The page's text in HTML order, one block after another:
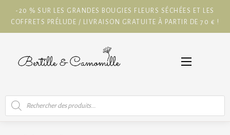
-20 % SUR LES GRANDES BOUGIES FLEURS SÉCHÉES ET LES
COFFRETS PRÉLUDE / LIVRAISON GRATUITE À PARTIR DE 70 € !
Recherche
de
produits